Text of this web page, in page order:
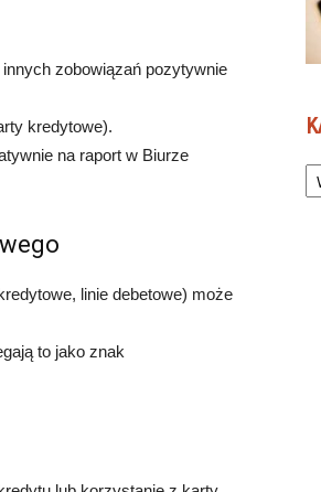
zobowiązań pozytywnie
kredytowe).
na raport w Biurze
linie debetowe) może
to jako znak